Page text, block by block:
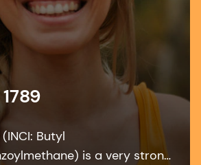
(INCI: Butyl
is a very strong